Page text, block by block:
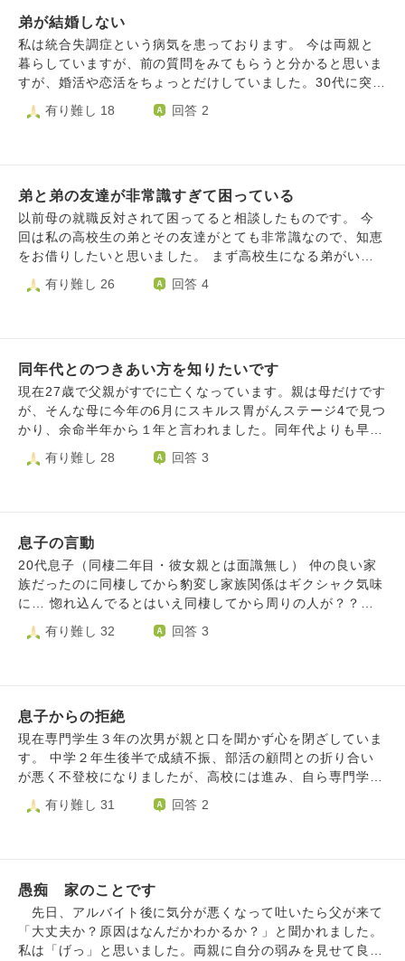
弟が結婚しない
私は統合失調症という病気を患っております。 今は両親と
暮らしていますが、前の質問をみてもらうと分かると思いま
すが、婚活や恋活をちょっとだけしていました。30代に突入
し、思ったのはこんなのは意味ないということ。精神障害で
子供は産むべきではないということ。弟に子供が出来る、弟
間とフットサルのマネージャーや野球観戦をしています。春
頃に自転車で通勤中に事故にあい危ない状況でしたが、奇跡
的に回復していまではジョギングを楽しんで居ます。それは
良いことなんですが、弟にお金大丈夫？と聞いたら会社が出
たら大学のお金出したい言ったら自分で使ったほうが良い
にはさせたくないのです。高卒で就活したりするのは大変だ
ということ。自分は子供できないだろうということ。弟には
分かって欲しいです。だから結婚して子供作れとは言えない
ですが、このままだと絶家になってしまいます。私たち一族
良いのでしょうか？
有り難し 18 回答 2
弟と弟の友達が非常識すぎて困っている
以前母の就職反対されて困ってると相談したものです。 今
回は私の高校生の弟とその友達がとても非常識なので、知恵
をお借りしたいと思いました。 まず高校生になる弟がいる
のですがしょっちゅう友達を家に招くのですが、私達家族が
いつもご飯を食べる7時頃になっても帰らずその上とても騒
慮は一切なく、弟に至ってはお姉ちゃんの参考書邪魔なんだ
けど！やもっといい格好してよ！とか言われます。 家です
ら好きな格好や勉強出来ないのでしょうか？ 私だけの家で
はないことは分かりますが、私の住んでる家がたまり場みた
のかなと思ってしまいます。 私も小中学生のころ家に招い
て行ってお礼してましたがそれもないです。 弟の交友関係
に口出すべきではないですが、さすがに迷惑なので何かアド
バイス等ございましたらございましたらご教授頂きたいです
有り難し 26 回答 4
同年代とのつきあい方を知りたいです
現在27歳で父親がすでに亡くなっています。親は母だけです
が、そんな母に今年の6月にスキルス胃がんステージ4で見つ
かり、余命半年から１年と言われました。同年代よりも早く
両親がいなくなりそうです。この事が辛く不安で相談しても
理解されず時にいらいらします。どうしたらいらいらがなく
倫をしていたが不倫相手との関係を切り、別の人と結婚し子
供を作り幸せになっている友人にもむかつきます。悪いこと
をしていない私がこんなことになり、散々相手のことも考え
ず行動してきた友達は幸せになっていて不公平だとも思って
ことが増えた自分にアドバイスをください。
有り難し 28 回答 3
息子の言動
20代息子（同棲二年目・彼女親とは面識無し） 仲の良い家
族だったのに同棲してから豹変し家族関係はギクシャク気味
に… 惚れ込んでるとはいえ同棲してから周りの人が？？？
になるような言動に困ってます。 ⚫︎同棲前に迷惑かけた親に
『俺らは別世帯や』と言い、頼み事一つに対し忙しいだの疲
所構わず彼女を連れて行くのはどうかと思うが、本人は周り
がどう思うかなんて気にもしない自分が良ければいいって感
じ。（周りは良くは思っていないだろう） ⚫︎良い友達がいる
のに息子はその友達を見下げるようなことを言う（自分は
う。 ⚫︎彼女親は家を出た娘にあまり関心を示さない…同棲し
こんな《自分らさえ良ければいい》みたいな考え方をしてる
ようでは前途多難な気がする… 要所要所で父親が言うべき
ことをガツンと言わなかったのも原因の一つかと… 情けな
いが育て方を間違えたのかもしれない… 『社会人・大人だ
有り難し 32 回答 3
息子からの拒絶
現在専門学生３年の次男が親と口を聞かず心を閉ざしていま
す。 中学２年生後半で成績不振、部活の顧問との折り合い
が悪く不登校になりましたが、高校には進み、自ら専門学生
進学を決めました。 高校生になってからは私との関係も良
好で、専門学校１年目は資格取得を目指して驚くほど勉強
そして私が生活態度を改めるようにゆったところ、おまえの
ことが子供の頃から嫌いだった、毒親だと思っているなど今
までの不満が長文のメールで送られてきました。 自分に非
があったことを謝りましたが謝って欲しいわけじゃない、自
有り難し 31 回答 2
愚痴 家のことです
先日、アルバイト後に気分が悪くなって吐いたら父が来て
「大丈夫か？原因はなんだかわかるか？」と聞かれました。
私は「げっ」と思いました。両親に自分の弱みを見せて良か